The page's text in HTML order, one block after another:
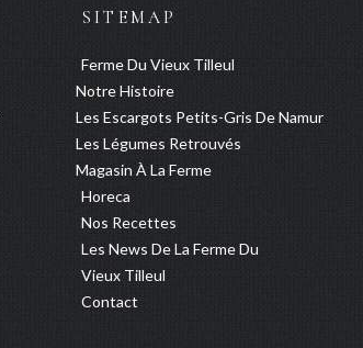
SITEMAP
Ferme Du Vieux Tilleul
Notre Histoire
Les Escargots Petits-Gris De Namur
Les Légumes Retrouvés
Magasin À La Ferme
Horeca
Nos Recettes
Les News De La Ferme Du
Vieux Tilleul
Contact